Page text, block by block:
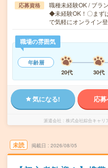
応募資格
職種未経験OK / ブラ
◆未経験OK！〇まず
で気軽にオンライン
職場の雰囲気
年齢層
20代
30代
気になる! 応
派遣会社 株式会社綜合キャリ
未読 掲載日 2026/08/05